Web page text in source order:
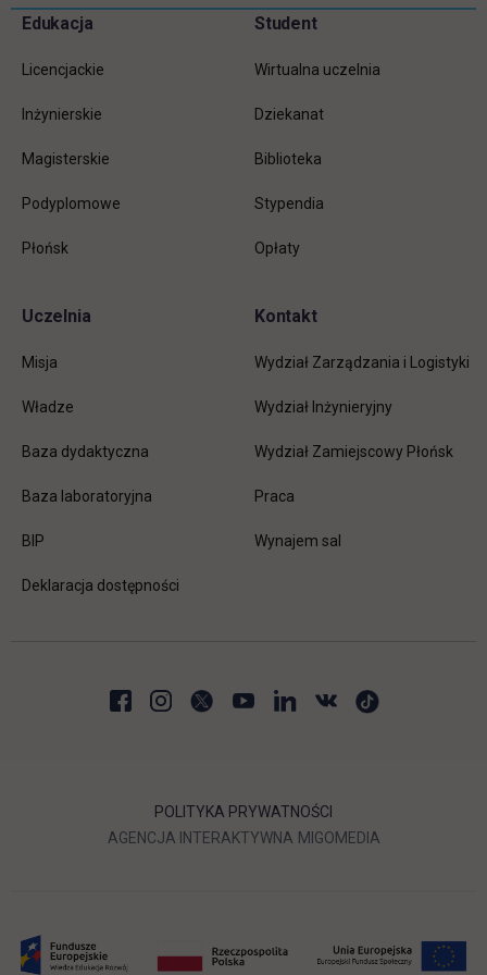
Pomiń
Informacje w stopce
Edukacja
Licencjackie
Inżynierskie
Magisterskie
Podyplomowe
Płońsk
Student
Wirtualna uczelnia
Dziekanat
Biblioteka
Stypendia
Opłaty
Uczelnia
Misja
Władze
Baza dydaktyczna
Baza laboratoryjna
BIP
Deklaracja dostępności
Kontakt
Wydział Zarządzania i Logistyki
Wydział Inżynieryjny
Wydział Zamiejscowy Płońsk
Praca
Wynajem sal
POLITYKA PRYWATNOŚCI
AGENCJA INTERAKTYWNA LINK OTWIERA SIĘ W
MIGOMEDIA